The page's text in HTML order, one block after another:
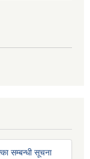
सम्बन्धी सूचना